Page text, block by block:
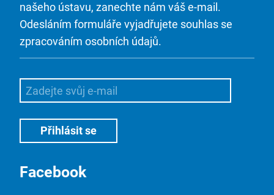
našeho ústavu, zanechte nám váš e-mail.
Odesláním formuláře vyjadřujete souhlas se
zpracováním osobních údajů.
Facebook